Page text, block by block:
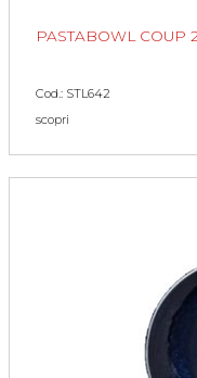
PASTABOWL COUP
Cod.: STL642
scopri